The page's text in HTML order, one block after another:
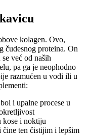
kolagen. Ovo,
čudesnog proteina. On
već od naših
pa ga je neophodno
razmućen u vodi ili u
i upalne procese u
kose i noktiju
ten čistijim i lepšim